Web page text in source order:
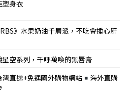
塑身衣
》水果奶油千層派，不吃會捶心肝
空系列，千呼萬喚的黑唇膏
灣直送+免運國外購物網站
海外直購